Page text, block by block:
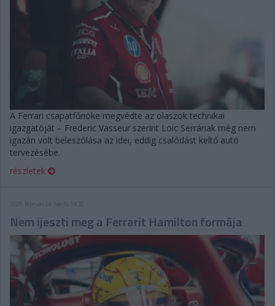
A Ferrari csapatfőnöke megvédte az olaszok technikai
igazgatóját – Frederic Vasseur szerint Loic Serrának még nem
igazán volt beleszólása az idei, eddig csalódást keltő autó
tervezésébe.
részletek
2025. február 24. hétfő, 14:32
Nem ijeszti meg a Ferrarit Hamilton formája